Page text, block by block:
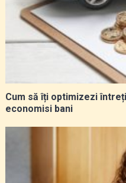
Cum să îți optimizezi
economisi bani